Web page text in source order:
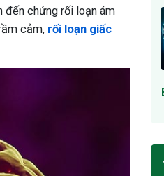
đến chứng rối loạn ám
cảm, rối loạn giấc